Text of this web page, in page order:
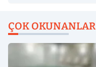
ÇOK OKUNANLAR